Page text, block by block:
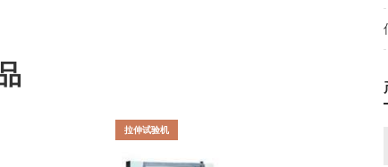
拉伸试验机